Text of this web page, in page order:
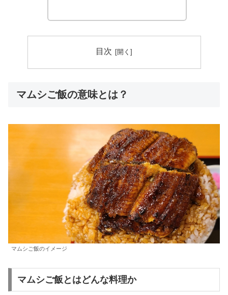
目次
マムシご飯の意味とは？
マムシご飯のイメージ
マムシご飯とはどんな料理か